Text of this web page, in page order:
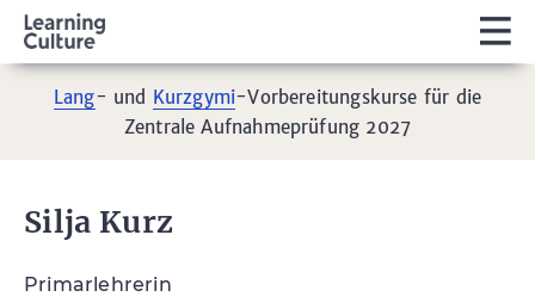
Lang- und Kurzgymi-Vorbereitungskurse für die
Zentrale Aufnahmeprüfung 2027
Silja Kurz
Primarlehrerin